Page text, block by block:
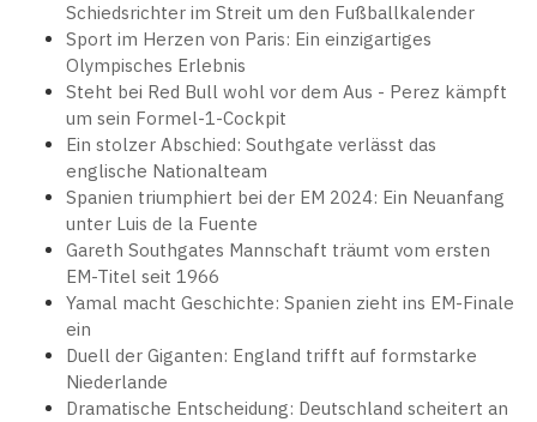
Schiedsrichter im Streit um den Fußballkalender
Sport im Herzen von Paris: Ein einzigartiges
Olympisches Erlebnis
Steht bei Red Bull wohl vor dem Aus - Perez kämpft
um sein Formel-1-Cockpit
Ein stolzer Abschied: Southgate verlässt das
englische Nationalteam
Spanien triumphiert bei der EM 2024: Ein Neuanfang
unter Luis de la Fuente
Gareth Southgates Mannschaft träumt vom ersten
EM-Titel seit 1966
Yamal macht Geschichte: Spanien zieht ins EM-Finale
ein
Duell der Giganten: England trifft auf formstarke
Niederlande
Dramatische Entscheidung: Deutschland scheitert an